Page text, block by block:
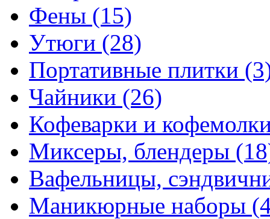
Фены (15)
Утюги (28)
Портативные плитки
Чайники (26)
Кофеварки и
Миксеры, блендеры
Вафельницы,
Маникюрные наборы